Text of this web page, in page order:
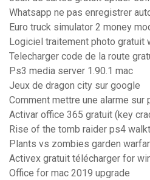
Whatsapp ne pas enregistrer
Euro truck simulator 2 money
Logiciel traitement photo gratuit
Telecharger code de la route
Ps3 media server 1.90.1 mac
Jeux de dragon city sur google
Comment mettre une alarme sur
Activar office 365 gratuit (key
Rise of the tomb raider ps4
Plants vs zombies garden
Activex gratuit télécharger for
Office for mac 2019 upgrade